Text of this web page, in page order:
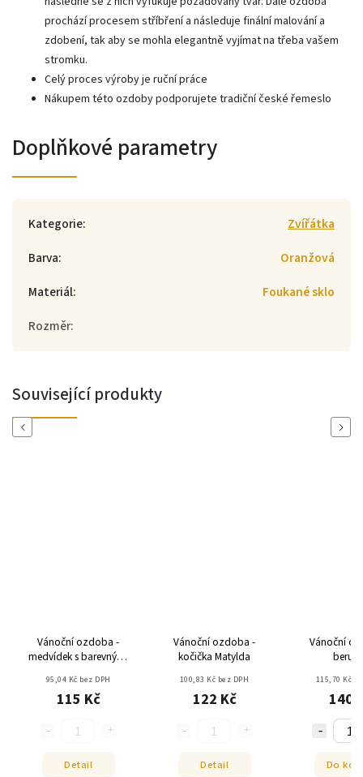
prochází procesem stříbření a následuje finální malování a
zdobení, tak aby se mohla elegantně vyjímat na třeba vašem
stromku.
Celý proces výroby je ruční práce
Nákupem této ozdoby podporujete tradiční české řemeslo
Doplňkové parametry
Kategorie:
Zvířátka
Barva:
Oranžová
Materiál:
Foukané sklo
Rozměr:
Související produkty
Previous
Vánoční ozdoba -
medvídek s barevnými
95,04 Kč bez DPH
115 Kč
Detail
Vánoční ozdoba -
kočička Matylda
100,83 Kč bez DPH
122 Kč
Detail
Vánoční
115,70 Kč
140
Do
Next